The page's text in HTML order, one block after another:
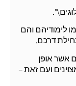
לימודיהם והם
דרכם.
אשר אופן
ועם זאת –